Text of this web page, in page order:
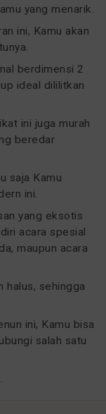
yang menarik.
ini, Kamu akan
berdimensi 2
ideal dililitkan
ini juga murah
beredar
saja Kamu
ini.
yang eksotis
acara spesial
maupun acara
halus, sehingga
ini, Kamu bisa
salah satu